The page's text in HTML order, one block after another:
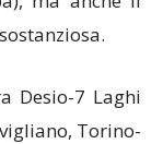
Desio-7 Laghi
Torino-